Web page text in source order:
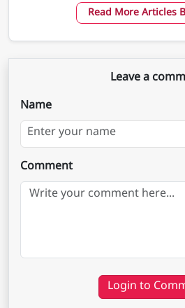
Read More Articles
Leave a
Name
Comment
Login to